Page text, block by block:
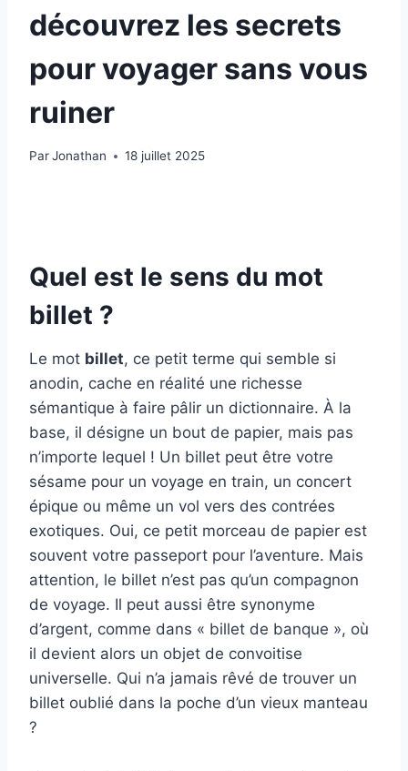
découvrez les secrets
pour voyager sans vous
ruiner
ParJonathan 18 juillet 2025
Quel est le sens du mot
billet ?
Le mot billet, ce petit terme qui semble si
anodin, cache en réalité une richesse
sémantique à faire pâlir un dictionnaire. À la
base, il désigne un bout de papier, mais pas
n’importe lequel ! Un billet peut être votre
sésame pour un voyage en train, un concert
épique ou même un vol vers des contrées
exotiques. Oui, ce petit morceau de papier est
souvent votre passeport pour l’aventure. Mais
attention, le billet n’est pas qu’un compagnon
de voyage. Il peut aussi être synonyme
d’argent, comme dans « billet de banque », où
il devient alors un objet de convoitise
universelle. Qui n’a jamais rêvé de trouver un
billet oublié dans la poche d’un vieux manteau
?